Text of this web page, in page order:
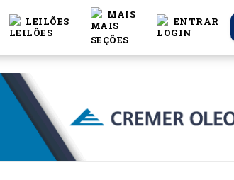
LEILÕES
MAIS
ENTRAR